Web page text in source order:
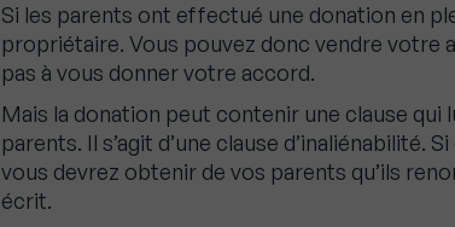
Si les parents ont effectué une donation en
propriétaire. Vous pouvez donc vendre votre
pas à vous donner votre accord.
Mais la donation peut contenir une clause
parents. Il s’agit d’une clause d’inaliénabilité.
vous devrez obtenir de vos parents qu’ils
écrit.